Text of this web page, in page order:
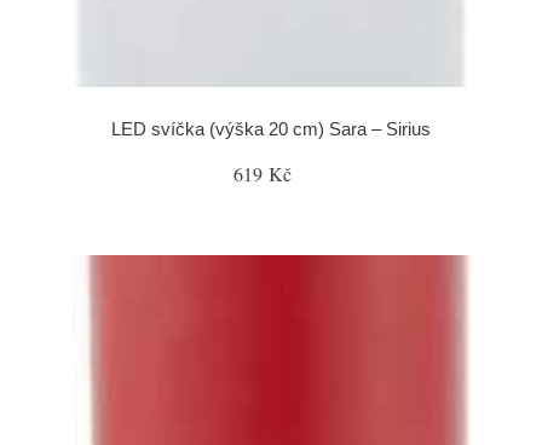
LED svíčka (výška 20 cm) Sara – Sirius
619 Kč